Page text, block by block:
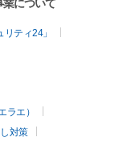
業について
ティ24」
ラエ）
対策